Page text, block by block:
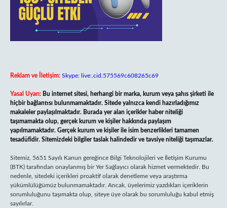
Reklam ve İletişim: Skype: live:.cid.575569c608265c69
Yasal Uyarı: Bu internet sitesi, herhangi bir marka, kurum veya şahıs şirketi ile
hiçbir bağlantısı bulunmamaktadır. Sitede yalnızca kendi hazırladığımız
makaleler paylaşılmaktadır. Burada yer alan içerikler haber niteliği
taşımamakta olup, gerçek kurum ve kişiler hakkında paylaşım
yapılmamaktadır. Gerçek kurum ve kişiler ile isim benzerlikleri tamamen
tesadüfidir. Sitemizdeki bilgiler taslak halindedir ve tavsiye niteliği taşımazlar.
Sitemiz, 5651 Sayılı Kanun gereğince Bilgi Teknolojileri ve İletişim Kurumu
(BTK) tarafından onaylanmış bir Yer Sağlayıcı olarak hizmet vermektedir. Bu
nedenle, sitedeki içerikleri proaktif olarak denetleme veya araştırma
yükümlülüğümüz bulunmamaktadır. Ancak, üyelerimiz yazdıkları içeriklerin
sorumluluğunu taşımakta olup, siteye üye olarak bu sorumluluğu kabul etmiş
sayılırlar.